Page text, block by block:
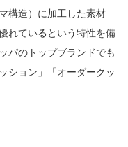
構造）に加工した素材
れているという特性を備
パのトップブランドでも
ション」「オーダークッ